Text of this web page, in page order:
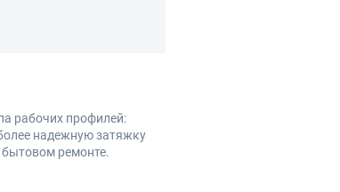
рабочих профилей:
надежную затяжку
ремонте.